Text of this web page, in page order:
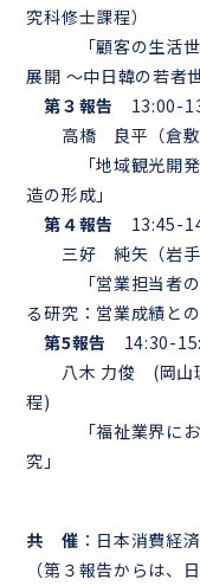
究科修士課程）
「顧客の生活世界
展開 ～中日韓の若者
第３報告 13:00-
高橋 良平（倉敷芸
「地域観光開発を
造の形成」
第４報告 13:45-
三好 純矢（岩手
「営業担当者の価
る研究：営業成績との
第5報告 14:30-
八木 力俊 (岡山理
程)
「福祉業界におけ
究」
共 催 ：日本消費経
（第３報告からは、